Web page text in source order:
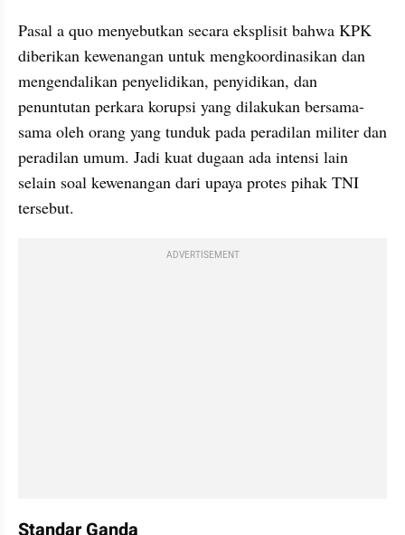
Pasal a quo menyebutkan secara eksplisit bahwa KPK
diberikan kewenangan untuk mengkoordinasikan dan
mengendalikan penyelidikan, penyidikan, dan
penuntutan perkara korupsi yang dilakukan bersama-
sama oleh orang yang tunduk pada peradilan militer dan
peradilan umum. Jadi kuat dugaan ada intensi lain
selain soal kewenangan dari upaya protes pihak TNI
tersebut.
ADVERTISEMENT